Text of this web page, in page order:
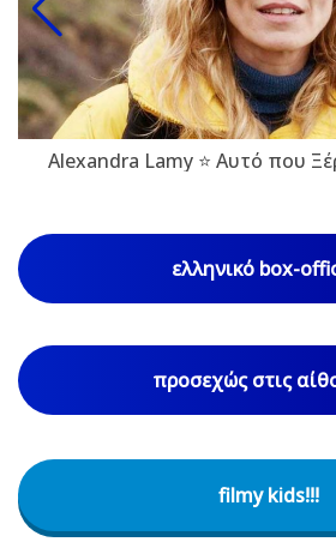
Alexandra Lamy ⭐ Αυτό που
ελληνικό box-
προσεχώς στις
filmy kids!!!